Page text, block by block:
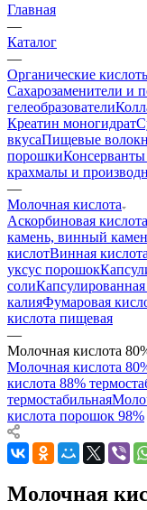
Главная
—
Каталог
—
Органические
Сахарозаменители и
гелеобразователи
Креатин моногидрат
вкусаПищевые
порошки
крахмалы и
—
Молочная кислота
Аскорбиновая кислота
камень, винный
кислотВинная кислота
уксус порошок
соли
калияФумаровая
кислота пищевая
—
Молочная кислота
Молочная кислота
кислота 88%
термостабильная
кислота порошок 98%
Молочная